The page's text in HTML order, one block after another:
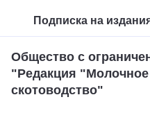
Подписка на
Общество с
"Редакция
скотоводство"